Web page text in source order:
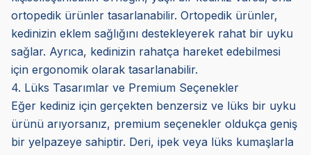
ortopedik ürünler tasarlanabilir. Ortopedik ürünler,
kedinizin eklem sağlığını destekleyerek rahat bir uyku
sağlar. Ayrıca, kedinizin rahatça hareket edebilmesi
için ergonomik olarak tasarlanabilir.
4. Lüks Tasarımlar ve Premium Seçenekler
Eğer kediniz için gerçekten benzersiz ve lüks bir uyku
ürünü arıyorsanız, premium seçenekler oldukça geniş
bir yelpazeye sahiptir. Deri, ipek veya lüks kumaşlarla